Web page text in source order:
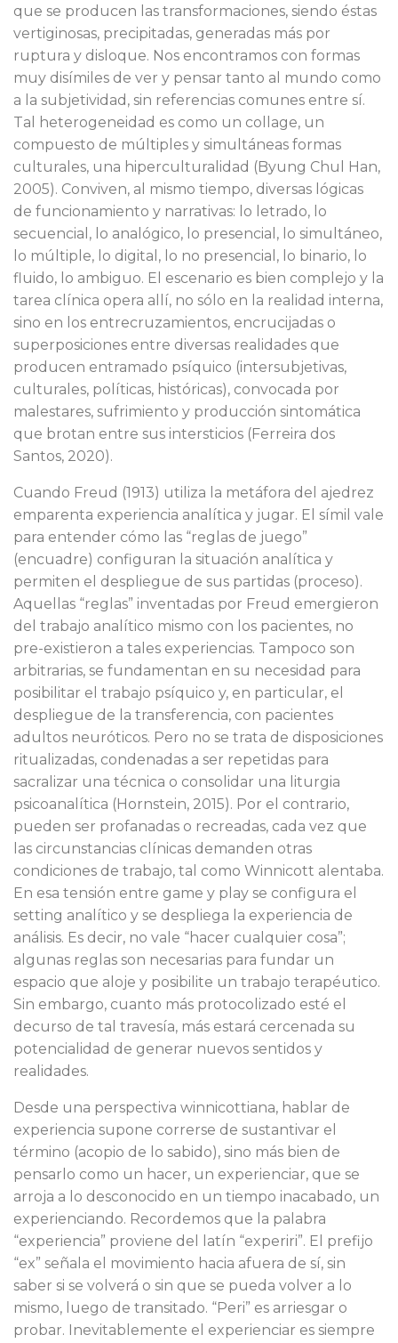
que se producen las transformaciones, siendo éstas
vertiginosas, precipitadas, generadas más por
ruptura y disloque. Nos encontramos con formas
muy disímiles de ver y pensar tanto al mundo como
a la subjetividad, sin referencias comunes entre sí.
Tal heterogeneidad es como un collage, un
compuesto de múltiples y simultáneas formas
culturales, una hiperculturalidad (Byung Chul Han,
2005). Conviven, al mismo tiempo, diversas lógicas
de funcionamiento y narrativas: lo letrado, lo
secuencial, lo analógico, lo presencial, lo simultáneo,
lo múltiple, lo digital, lo no presencial, lo binario, lo
fluido, lo ambiguo. El escenario es bien complejo y la
tarea clínica opera allí, no sólo en la realidad interna,
sino en los entrecruzamientos, encrucijadas o
superposiciones entre diversas realidades que
producen entramado psíquico (intersubjetivas,
culturales, políticas, históricas), convocada por
malestares, sufrimiento y producción sintomática
que brotan entre sus intersticios (Ferreira dos
Santos, 2020).
Cuando Freud (1913) utiliza la metáfora del ajedrez
emparenta experiencia analítica y jugar. El símil vale
para entender cómo las “reglas de juego”
(encuadre) configuran la situación analítica y
permiten el despliegue de sus partidas (proceso).
Aquellas “reglas” inventadas por Freud emergieron
del trabajo analítico mismo con los pacientes, no
pre-existieron a tales experiencias. Tampoco son
arbitrarias, se fundamentan en su necesidad para
posibilitar el trabajo psíquico y, en particular, el
despliegue de la transferencia, con pacientes
adultos neuróticos. Pero no se trata de disposiciones
ritualizadas, condenadas a ser repetidas para
sacralizar una técnica o consolidar una liturgia
psicoanalítica (Hornstein, 2015). Por el contrario,
pueden ser profanadas o recreadas, cada vez que
las circunstancias clínicas demanden otras
condiciones de trabajo, tal como Winnicott alentaba.
En esa tensión entre game y play se configura el
setting analítico y se despliega la experiencia de
análisis. Es decir, no vale “hacer cualquier cosa”;
algunas reglas son necesarias para fundar un
espacio que aloje y posibilite un trabajo terapéutico.
Sin embargo, cuanto más protocolizado esté el
decurso de tal travesía, más estará cercenada su
potencialidad de generar nuevos sentidos y
realidades.
Desde una perspectiva winnicottiana, hablar de
experiencia supone correrse de sustantivar el
término (acopio de lo sabido), sino más bien de
pensarlo como un hacer, un experienciar, que se
arroja a lo desconocido en un tiempo inacabado, un
experienciando. Recordemos que la palabra
“experiencia” proviene del latín “experiri”. El prefijo
“ex” señala el movimiento hacia afuera de sí, sin
saber si se volverá o sin que se pueda volver a lo
mismo, luego de transitado. “Peri” es arriesgar o
probar. Inevitablemente el experienciar es siempre